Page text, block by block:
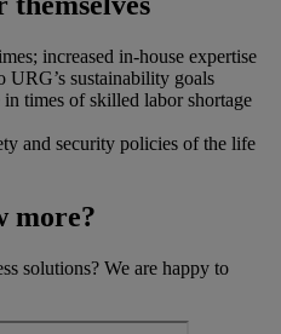
increased in-house expertise
URG’s sustainability goals
times of skilled labor shortage
and security policies of the life
more?
solutions? We are happy to